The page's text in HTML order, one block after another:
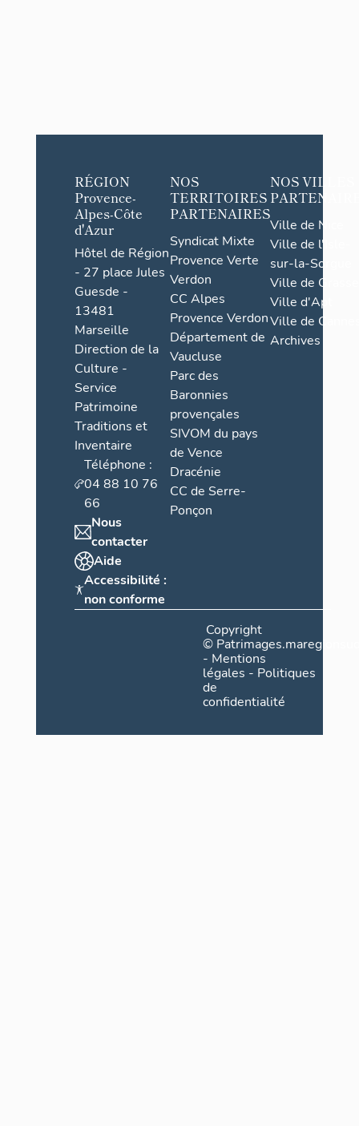
RÉGION
Provence-
Alpes-Côte
d'Azur
Hôtel de Région
- 27 place Jules
Guesde -
13481
Marseille
Direction de la
Culture -
Service
Patrimoine
Traditions et
Inventaire
Téléphone :
04 88 10 76
66
Nous
contacter
Aide
Accessibilité :
non conforme
NOS
TERRITOIRES
PARTENAIRES
Syndicat Mixte
Provence Verte
Verdon
CC Alpes
Provence Verdon
Département de
Vaucluse
Parc des
Baronnies
provençales
SIVOM du pays
de Vence
Dracénie
CC de Serre-
Ponçon
NOS VILLES
Ville de Nice
Ville de l'Isle-
sur-la-Sorgue
Ville de Grasse
Ville d'Apt
Ville de
Archives
Copyright
©
- Mentions
légales - Politiques
de
confidentialité